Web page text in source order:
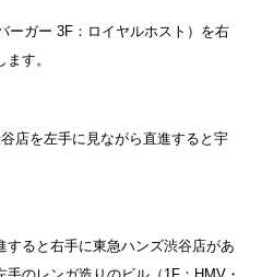
ーガー 3F：ロイヤルホスト）を右
す。
店を左手に見ながら直進すると宇
ると右手に東急ハンズ渋谷店があ
のレンガ造りのビル（1F：HMV・